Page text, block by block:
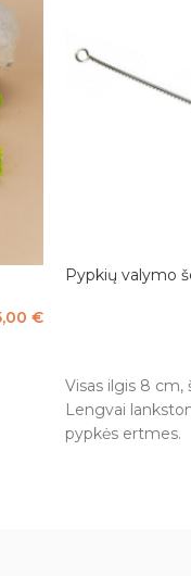
€
Pypkių valymo
Visas ilgis 8 cm,
Lengvai
pypkės ertmes.